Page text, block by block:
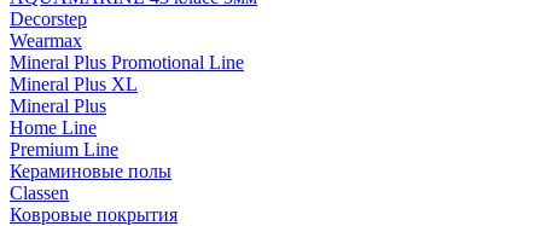
Decorstep
Wearmax
Mineral Plus Promotional Line
Mineral Plus XL
Mineral Plus
Home Line
Premium Line
Кераминовые полы
Classen
Ковровые покрытия